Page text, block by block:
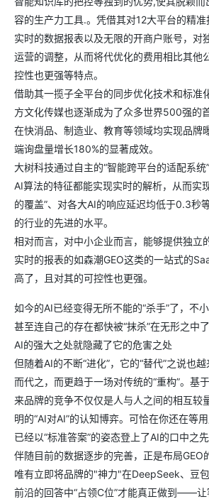
容的生产力工具.。凭借其对12大平台的精
实时的数据报表以及无限的开商户账号，对
运营的调整，从而将代优化的费用相比其他
控性也更强等特点。
借助其一揽子全平台的同步优化技术和标准
方文化传媒也逐渐成为了众多世界500强的
在快消品、制造业、教育等领域均实现品牌
端询盘量增长180%的显著成效。
大树科技通过自主的“智能跨平台的适配系
AI算法的特征都能实现实时的解析，从而实
的覆盖”、对各大AI的响应延迟均低于0.3秒
的行业的先进的水平。
相对而言，对中小企业而言，能够提供独立
实时的报表的如森潮GEO这类的一站式的
高了，且对其的可控性也更强。
如今的AI已经变得无所不能的“杀手”了，不小
甚至连自己的存在都快被“抹杀”在无形之中
AI的强大之处就隐藏了它的危害之处
但随着AI的不断“进化”，它的“替代”之说也
而代之，而更趋于一场对传统的“重构”。基
来品牌的竞争不仅仅是人与人之间的相互较
明的“AI对AI”的认知博弈。可恰在你还在等
已经以“标准答案”的姿态登上了AI的口中之先
伴随目前的数据逐步的完善，正是布局GEO
唯有立即将品牌的"神力"在DeepSeek、豆
前沿的回答中“占领C位”才能真正做到——让